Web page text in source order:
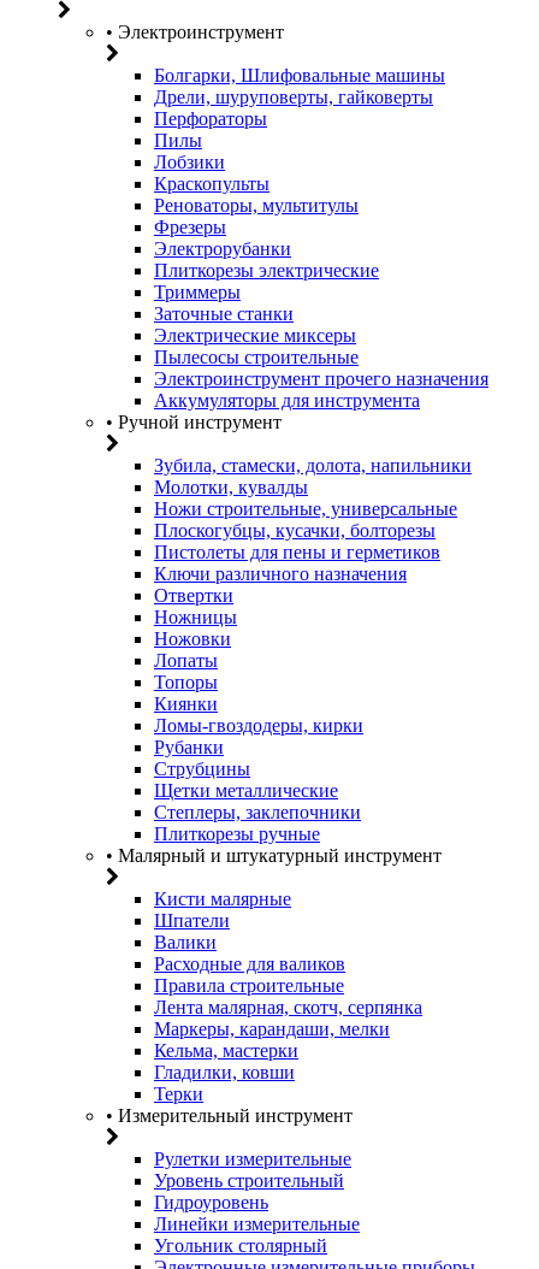
• Электроинструмент
Болгарки, Шлифовальные машины
Дрели, шуруповерты, гайковерты
Перфораторы
Пилы
Лобзики
Краскопульты
Реноваторы, мультитулы
Фрезеры
Электрорубанки
Плиткорезы электрические
Триммеры
Заточные станки
Электрические миксеры
Пылесосы строительные
Электроинструмент прочего назначения
Аккумуляторы для инструмента
• Ручной инструмент
Зубила, стамески, долота, напильники
Молотки, кувалды
Ножи строительные, универсальные
Плоскогубцы, кусачки, болторезы
Пистолеты для пены и герметиков
Ключи различного назначения
Отвертки
Ножницы
Ножовки
Лопаты
Топоры
Киянки
Ломы-гвоздодеры, кирки
Рубанки
Струбцины
Щетки металлические
Степлеры, заклепочники
Плиткорезы ручные
• Малярный и штукатурный инструмент
Кисти малярные
Шпатели
Валики
Расходные для валиков
Правила строительные
Лента малярная, скотч, серпянка
Маркеры, карандаши, мелки
Кельма, мастерки
Гладилки, ковши
Терки
• Измерительный инструмент
Рулетки измерительные
Уровень строительный
Гидроуровень
Линейки измерительные
Угольник столярный